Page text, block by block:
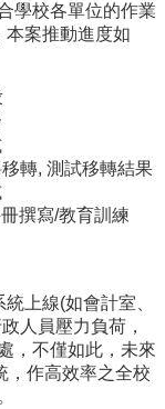
學校各單位的作業
本案推動進度如
, 測試移轉結果
寫/教育訓練
上線(如會計室、
人員壓力負荷，
，不僅如此，未來
，作高效率之全校